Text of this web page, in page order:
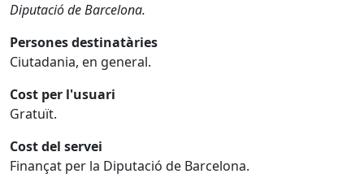
Diputació de Barcelona.
Persones destinatàries
Ciutadania, en general.
Cost per l'usuari
Gratuït.
Cost del servei
Finançat per la Diputació de Barcelona.